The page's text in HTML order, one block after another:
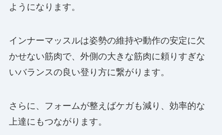
ようになります。
インナーマッスルは姿勢の維持や動作の安定に欠
かせない筋肉で、外側の大きな筋肉に頼りすぎな
いバランスの良い登り方に繋がります。
さらに、フォームが整えばケガも減り、効率的な
上達にもつながります。